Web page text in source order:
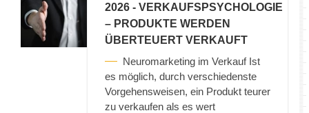
2026 - VERKAUFSPSYCHOLOGIE
– PRODUKTE WERDEN
ÜBERTEUERT VERKAUFT
Neuromarketing im Verkauf Ist
es möglich, durch verschiedenste
Vorgehensweisen, ein Produkt teurer
zu verkaufen als es wert